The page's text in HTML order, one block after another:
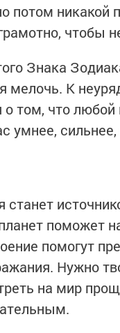
потом никакой
чтобы
Знака
мелочь. К
том, что любой
умнее,
поможет
помогут
Нужно
на мир